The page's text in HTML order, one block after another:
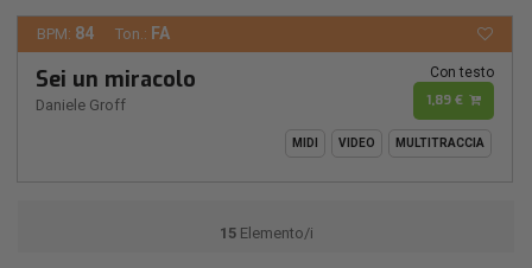
BPM: 84 Ton.: FA
Sei un miracolo
Daniele Groff
Con testo
1,89 €
MIDI VIDEO MULTITRACCIA
15Elemento/i